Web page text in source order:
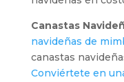
Canastas
navideñas de
canastas
Conviértete en